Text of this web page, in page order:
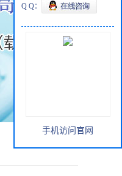
Q Q：
手机访问官网